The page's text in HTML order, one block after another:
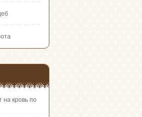
на кровь по